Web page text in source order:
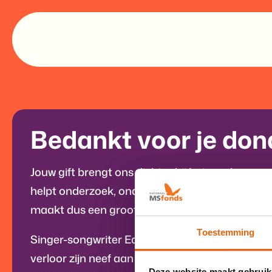
Toestemming
Bedankt voor je
Jouw gift brengt ons dichter bij het verslaan
helpt onderzoek, ondersteuning en
maakt dus een groot verschil voor mensen met
Singer-songwriter Ed Struijlaart is één van onze
verloor zijn neef aan de gevolgen van MS. Hij